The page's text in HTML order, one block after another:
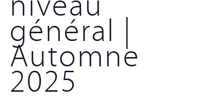
général |
Automne
2025